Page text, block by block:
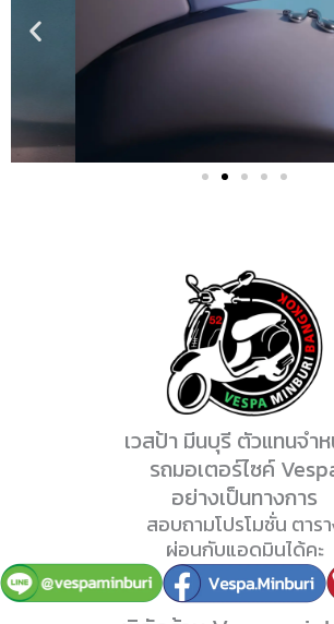
เวสป้า มีนบุรี ตัวแทนจำ
รถมอเตอร์ไซค์
อย่างเป็นทางการ
สอบถามโปรโมชั่น ตาร
ผ่อนกับแอดมินได้คะ